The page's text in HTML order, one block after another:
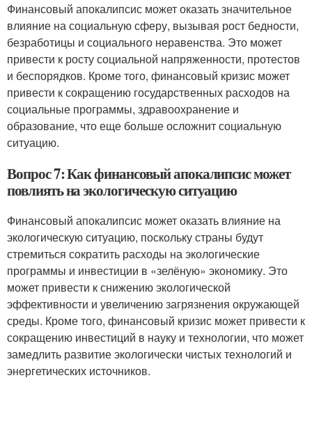
Финансовый апокалипсис может оказать значительное
влияние на социальную сферу, вызывая рост бедности,
безработицы и социального неравенства. Это может
привести к росту социальной напряженности, протестов
и беспорядков. Кроме того, финансовый кризис может
привести к сокращению государственных расходов на
социальные программы, здравоохранение и
образование, что еще больше осложнит социальную
ситуацию.
Вопрос 7: Как финансовый апокалипсис может
повлиять на экологическую ситуацию
Финансовый апокалипсис может оказать влияние на
экологическую ситуацию, поскольку страны будут
стремиться сократить расходы на экологические
программы и инвестиции в «зелёную» экономику. Это
может привести к снижению экологической
эффективности и увеличению загрязнения окружающей
среды. Кроме того, финансовый кризис может привести к
сокращению инвестиций в науку и технологии, что может
замедлить развитие экологически чистых технологий и
энергетических источников.